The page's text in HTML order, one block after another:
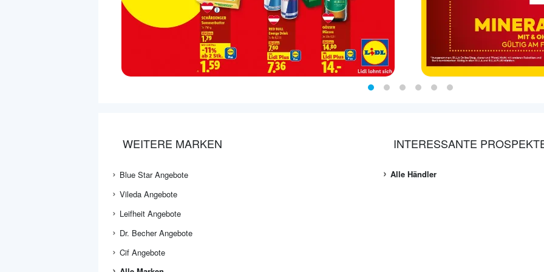
WEITERE MARKEN
Blue Star Angebote
Vileda Angebote
Leifheit Angebote
Dr. Becher Angebote
Cif Angebote
INTERESSANTE
Alle Händler